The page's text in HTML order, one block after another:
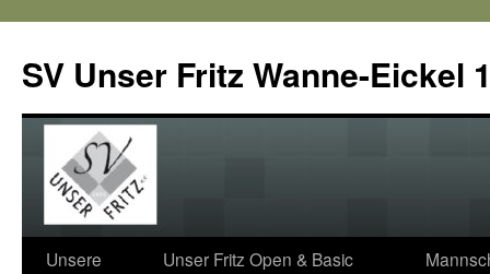
SV Unser Fritz Wanne-Eickel
Zum
Unsere
Unser Fritz Open & Basic